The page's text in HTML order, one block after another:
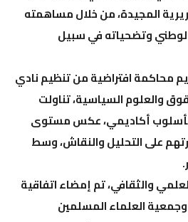
المجيدة، من خلال مساهمته
وتضحياته في سبيل
محاكمة افتراضية من تنظيم نادي
والعلوم السياسية، تناولت
بأسلوب أكاديمي، عكس مستوى
على التحليل والنقاش، وسط
والثقافي، تم إمضاء اتفاقية
العلماء المسلمين